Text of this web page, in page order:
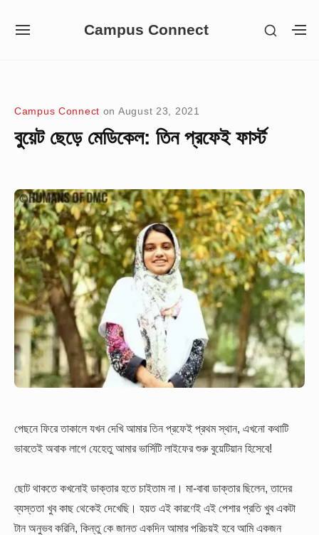
Campus Connect
SITE
SHOW
Campus Connect on August 23, 2021
বুয়েট ছেড়ে মেডিকেল: তিন প্রফেই ফার্স্ট
পেছনে ফিরে তাকালে যখন দেখি আমার তিন প্রফেই প্রথম স্থান, এখনো কথাটি
ভাবতেই অবাক লাগে যেহেতু আমার ভার্সিটি লাইফের শুরু বুয়েটিয়ান হিসেবে!
ছোট থাকতে কখনোই ডাক্তার হতে চাইতাম না। মা-বাবা ডাক্তার ছিলেন, তাদের
ব্যস্ততা খুব কাছ থেকেই দেখেছি। হয়ত এই কারণেই এই পেশার প্রতি খুব একটা
টান অনুভব করিনি, কিন্তু কে জানত একদিন আমার পরিচয়ই হবে আমি একজন